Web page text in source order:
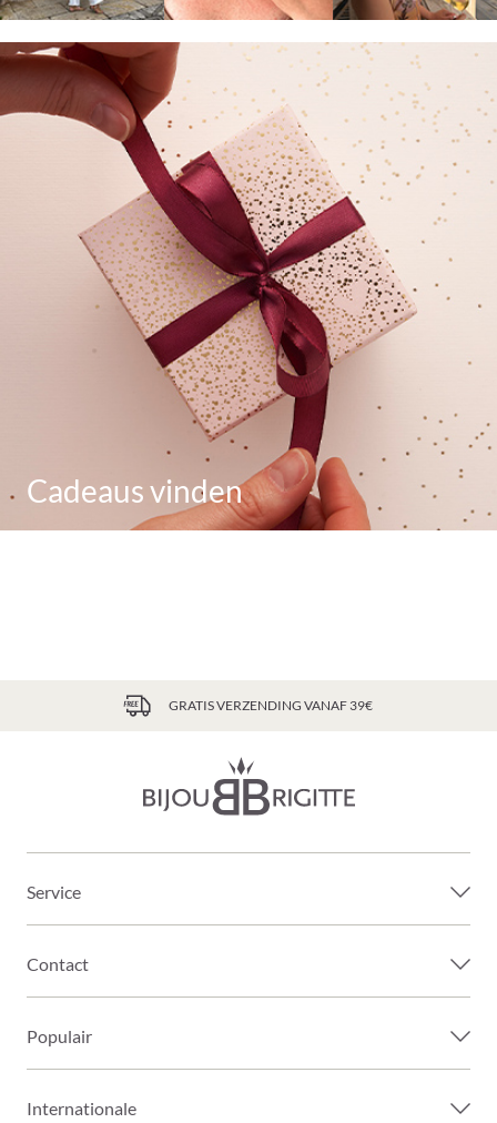
Cadeaus vinden
GRATIS VERZENDING VANAF 39€
Service
Contact
Populair
Internationale